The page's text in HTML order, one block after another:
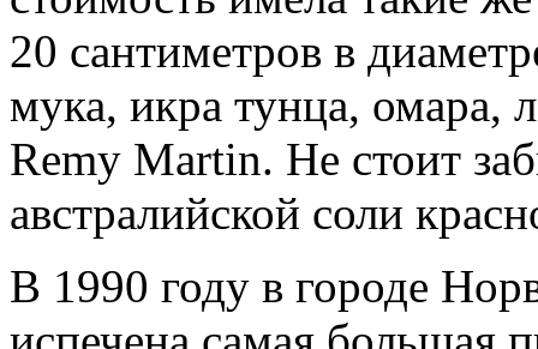
20 сантиметров в
мука, икра тунца, омара,
Remy Martin. Не стоит
австралийской соли
В 1990 году в городе